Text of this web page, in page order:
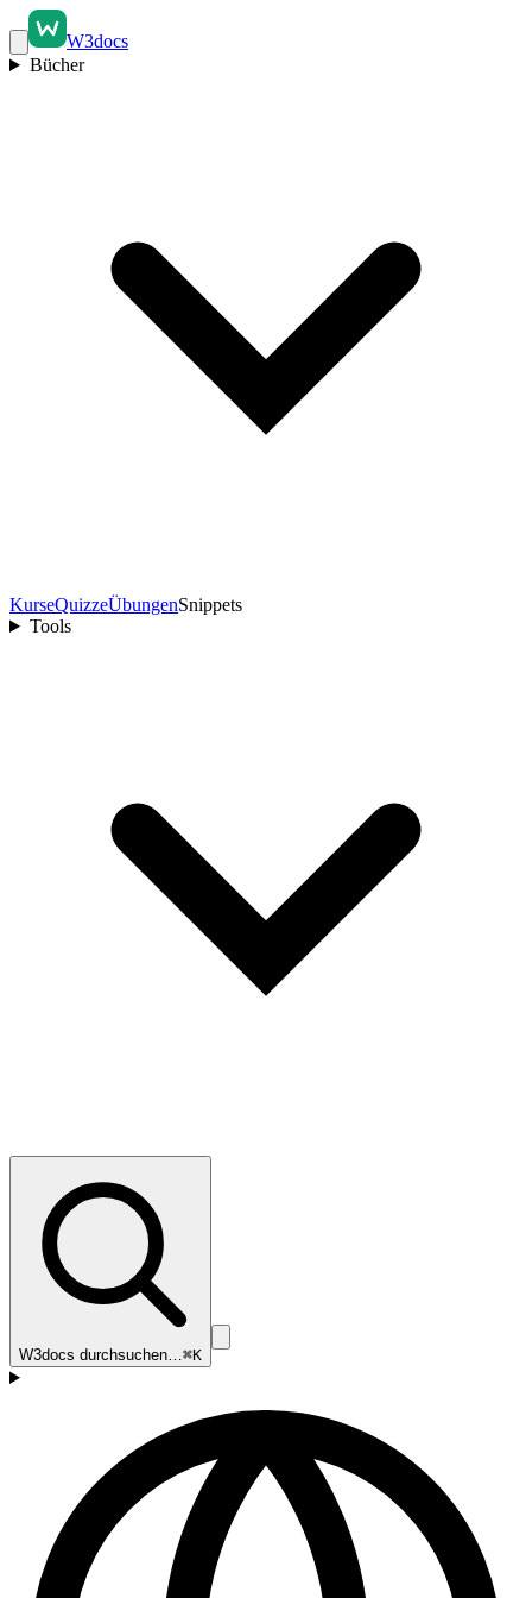
W3docs
Bücher
KurseQuizzeÜbungenSnippets
Tools
W3docs durchsuchen…⌘K